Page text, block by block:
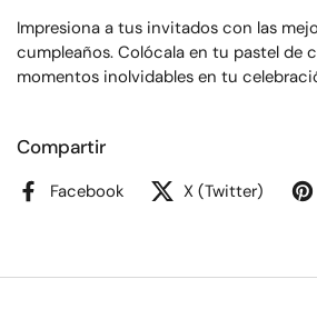
Impresiona a tus invitados con las
cumpleaños. Colócala en tu pastel de
momentos inolvidables en tu
Compartir
Facebook X (Twitter)